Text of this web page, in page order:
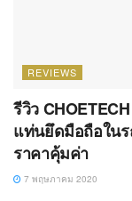
REVIEWS
รีวิว
แท่นยึดมือถือในร
ราคาคุ้มค่า
7 พฤษภาคม 2020